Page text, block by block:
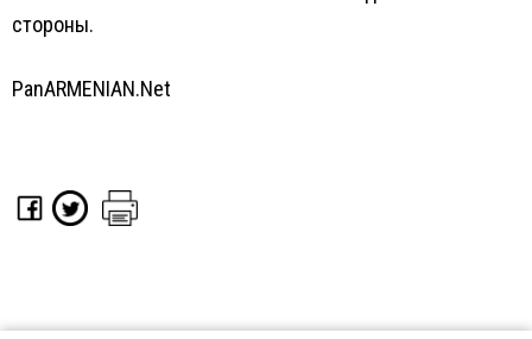
стороны.
PanARMENIAN.Net